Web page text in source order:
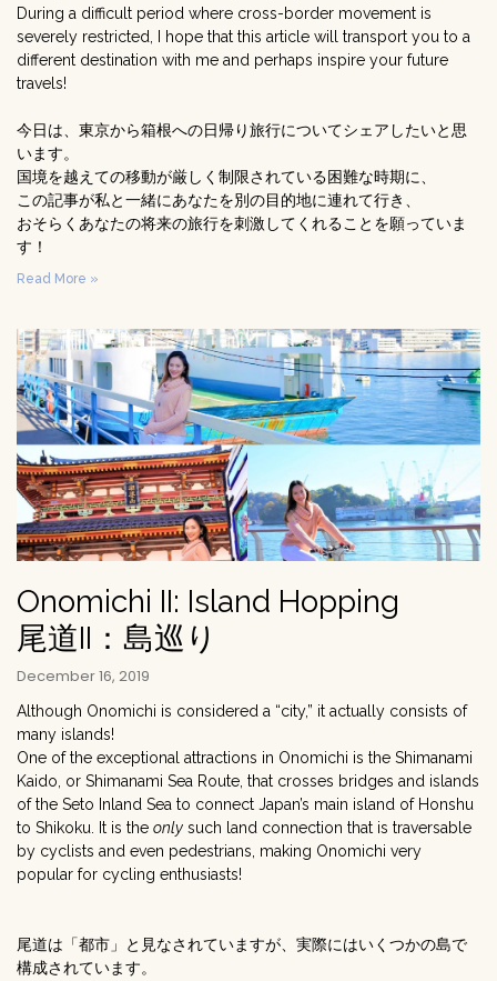
During a difficult period where cross-border movement is
severely restricted, I hope that this article will transport you to a
different destination with me and perhaps inspire your future
travels!
今日は、東京から箱根への日帰り旅行についてシェアしたいと思
います。
国境を越えての移動が厳しく制限されている困難な時期に、
この記事が私と一緒にあなたを別の目的地に連れて行き、
おそらくあなたの将来の旅行を刺激してくれることを願っていま
す！
Read More »
Onomichi II: Island Hopping
尾道II：島巡り
December 16, 2019
Although Onomichi is considered a “city,” it actually consists of
many islands!
One of the exceptional attractions in Onomichi is the Shimanami
Kaido, or Shimanami Sea Route, that crosses bridges and islands
of the Seto Inland Sea to connect Japan’s main island of Honshu
to Shikoku. It is the only such land connection that is traversable
by cyclists and even pedestrians, making Onomichi very
popular for cycling enthusiasts!
尾道は「都市」と見なされていますが、実際にはいくつかの島で
構成されています。